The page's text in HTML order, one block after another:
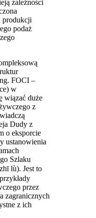
zależności
produkcji
podaż
FOCI –
w
wiązać duże
z
Dudy z
o eksporcie
ustanowienia
Szlaku
lù). Jest to
przez
zagranicznych
z ich